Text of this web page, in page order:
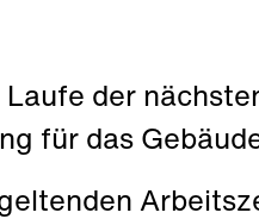
der
für das